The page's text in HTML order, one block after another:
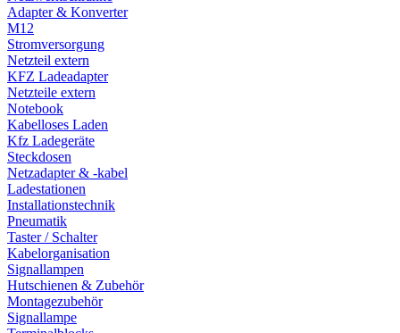
Adapter & Konverter
M12
Stromversorgung
Netzteil extern
KFZ Ladeadapter
Netzteile extern
Notebook
Kabelloses Laden
Kfz Ladegeräte
Steckdosen
Netzadapter & -kabel
Ladestationen
Installationstechnik
Pneumatik
Taster / Schalter
Kabelorganisation
Signallampen
Hutschienen & Zubehör
Montagezubehör
Signallampe